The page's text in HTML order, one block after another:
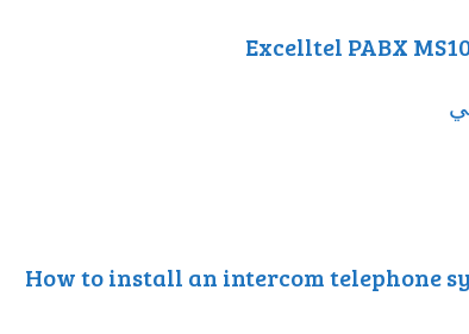
Excelltel PABX
How to install an intercom telephone